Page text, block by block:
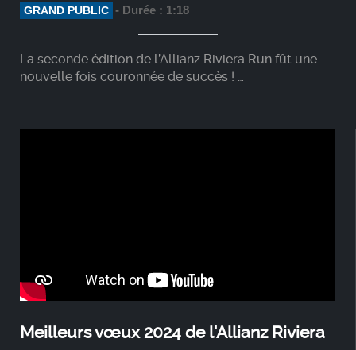
GRAND PUBLIC - Durée : 1:18
La seconde édition de l’Allianz Riviera Run fût une
nouvelle fois couronnée de succès !
des entreprises, des supporters de l’OGC NICE et des
Meilleurs vœux 2024 de l'Allianz Riviera